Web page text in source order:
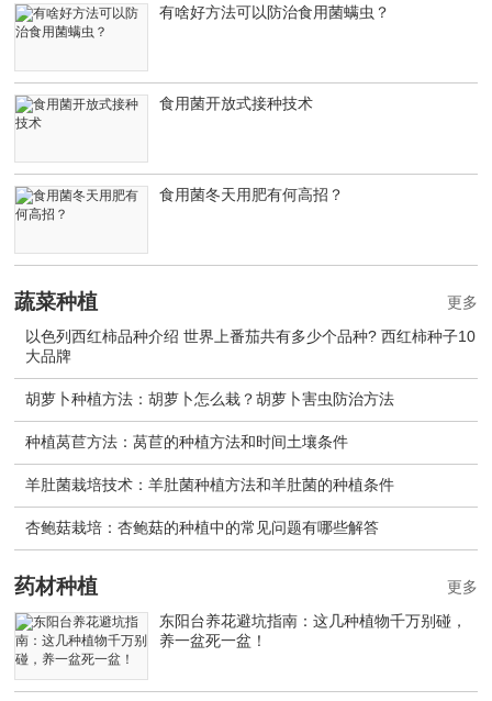
有啥好方法可以防治食用菌螨虫？
食用菌开放式接种技术
食用菌冬天用肥有何高招？
蔬菜种植
以色列西红柿品种介绍 世界上番茄共有多少个品种? 西红柿种子10
大品牌
胡萝卜种植方法：胡萝卜怎么栽？胡萝卜害虫防治方法
种植莴苣方法：莴苣的种植方法和时间土壤条件
羊肚菌栽培技术：羊肚菌种植方法和羊肚菌的种植条件
杏鲍菇栽培：杏鲍菇的种植中的常见问题有哪些解答
更多
药材种植
东阳台养花避坑指南：这几种植物千万别碰，
养一盆死一盆！
更多